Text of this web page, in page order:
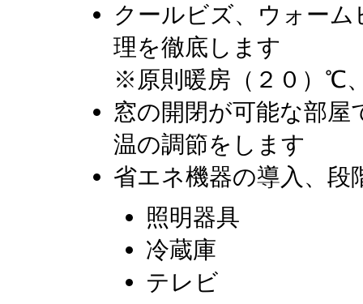
クールビズ、ウォー
理を徹底します
※原則暖房（２０）℃
窓の開閉が可能な部
温の調節をします
省エネ機器の導入、段
照明器具
冷蔵庫
テレビ